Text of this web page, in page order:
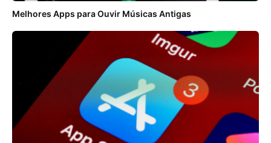
Melhores Apps para Ouvir Músicas Antigas